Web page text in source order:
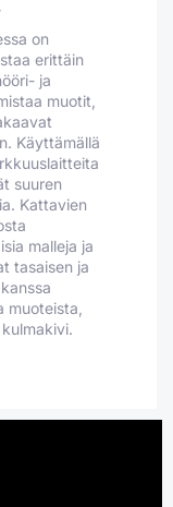
on
erittäin
ja
muotit,
Käyttämällä
suuren
Kattavien
malleja ja
tasaisen ja